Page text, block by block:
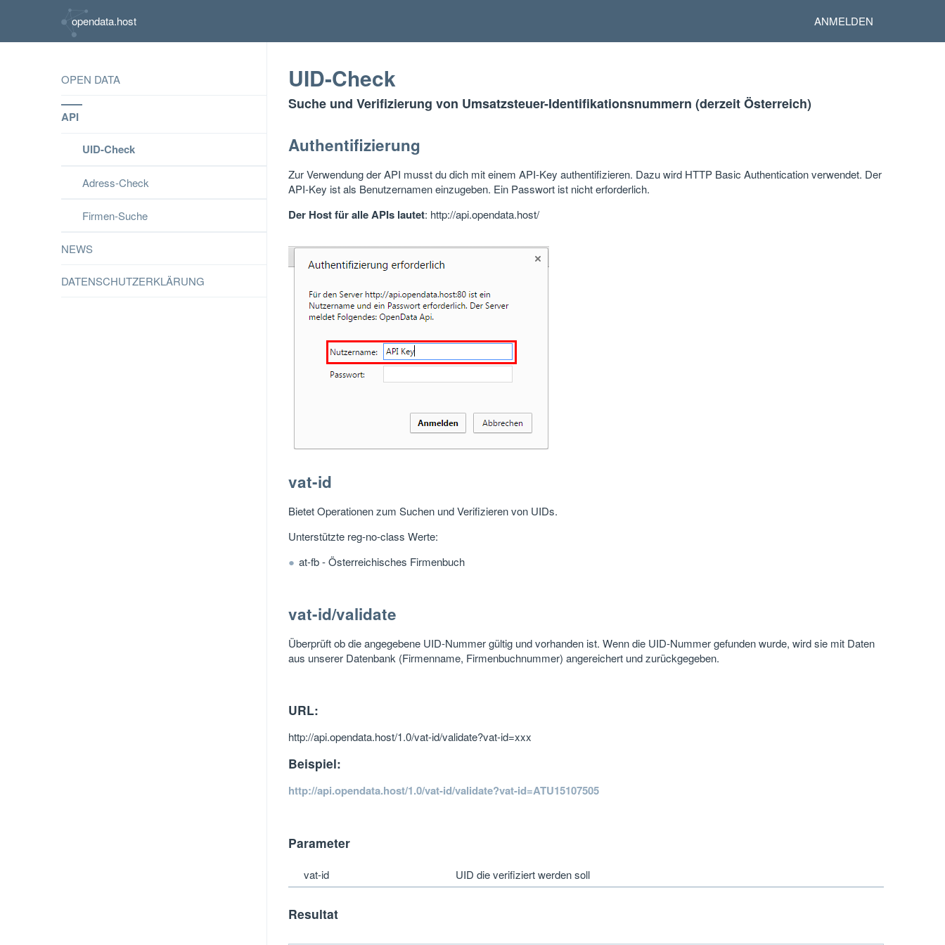
opendata.host ANMELDEN
OPEN DATA
API
UID-Check
Adress-Check
Firmen-Suche
NEWS
DATENSCHUTZERKLÄRUNG
UID-Check
Suche und Verifizierung von Umsatzsteuer-Identifikationsnummern (derzeit Österreich)
Authentifizierung
Zur Verwendung der API musst du dich mit einem API-Key authentifizieren. Dazu wird HTTP Basic Authentication verwendet. Der
API-Key ist als Benutzernamen einzugeben. Ein Passwort ist nicht erforderlich.
Der Host für alle APIs lautet: http://api.opendata.host/
vat-id
Bietet Operationen zum Suchen und Verifizieren von UIDs.
Unterstützte reg-no-class Werte:
at-fb - Österreichisches Firmenbuch
vat-id/validate
Überprüft ob die angegebene UID-Nummer gültig und vorhanden ist. Wenn die UID-Nummer gefunden wurde, wird sie mit Daten
aus unserer Datenbank (Firmenname, Firmenbuchnummer) angereichert und zurückgegeben.
URL:
http://api.opendata.host/1.0/vat-id/validate?vat-id=xxx
Beispiel:
http://api.opendata.host/1.0/vat-id/validate?vat-id=ATU15107505
Parameter
vat-id UID die verifiziert werden soll
Resultat